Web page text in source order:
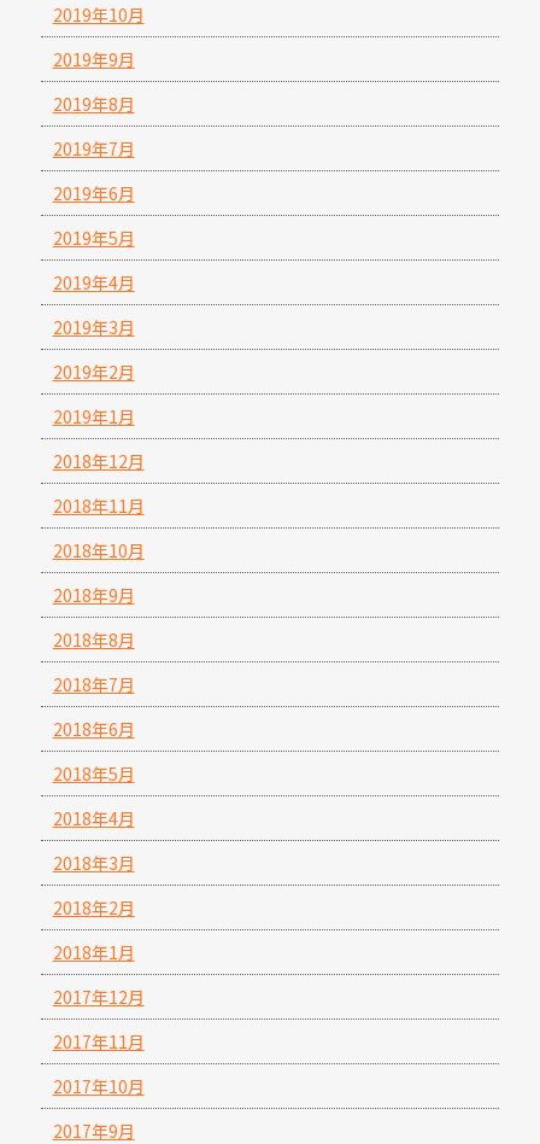
2019年10月
2019年9月
2019年8月
2019年7月
2019年6月
2019年5月
2019年4月
2019年3月
2019年2月
2019年1月
2018年12月
2018年11月
2018年10月
2018年9月
2018年8月
2018年7月
2018年6月
2018年5月
2018年4月
2018年3月
2018年2月
2018年1月
2017年12月
2017年11月
2017年10月
2017年9月